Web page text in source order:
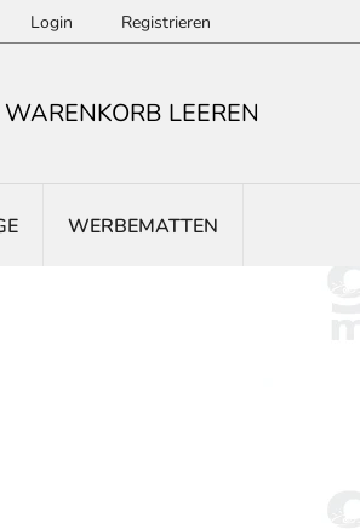
Login Registrieren
WARENKORB LEEREN
WERBEMATTEN